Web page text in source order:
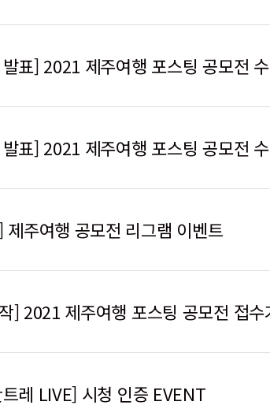
표] 2021 제주여행 포스팅 공모전
표] 2021 제주여행 포스팅 공모전
제주여행 공모전 리그램 이벤트
] 2021 제주여행 포스팅 공모전 접
레 LIVE] 시청 인증 EVENT